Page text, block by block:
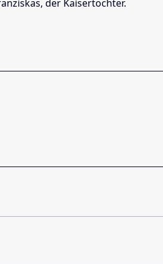
der Kaisertochter.